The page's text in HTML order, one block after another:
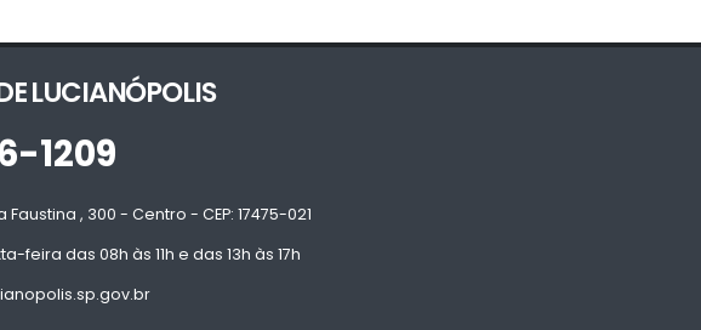
LUCIANÓPOLIS
1209
Faustina , 300 - Centro - CEP: 17475-021
feira das 08h às 11h e das 13h às 17h